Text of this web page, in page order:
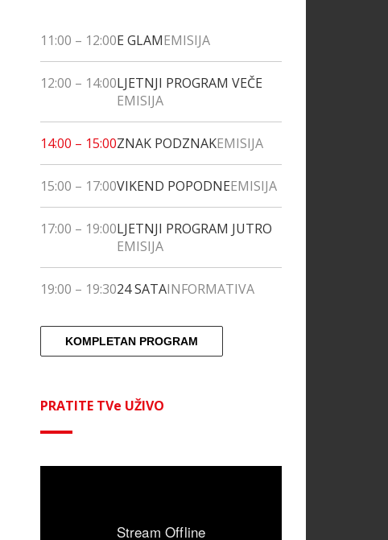
11:00 – 12:00E GLAMEMISIJA
12:00 – 14:00LJETNJI PROGRAM VEČE
EMISIJA
14:00 – 15:00ZNAK PODZNAKEMISIJA
15:00 – 17:00VIKEND POPODNEEMISIJA
17:00 – 19:00LJETNJI PROGRAM JUTRO
EMISIJA
19:00 – 19:3024 SATAINFORMATIVA
KOMPLETAN PROGRAM
PRATITE TVe UŽIVO